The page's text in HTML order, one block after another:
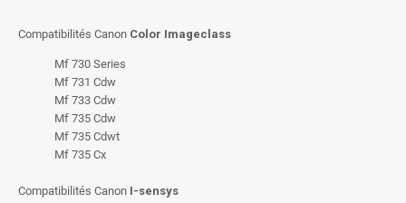
Compatibilités Canon Color Imageclass
Mf 730 Series
Mf 731 Cdw
Mf 733 Cdw
Mf 735 Cdw
Mf 735 Cdwt
Mf 735 Cx
Compatibilités Canon I-sensys